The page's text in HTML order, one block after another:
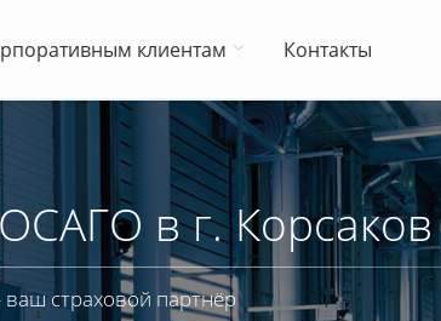
клиентам Контакты
в г. Корсаков
страховой партнёр